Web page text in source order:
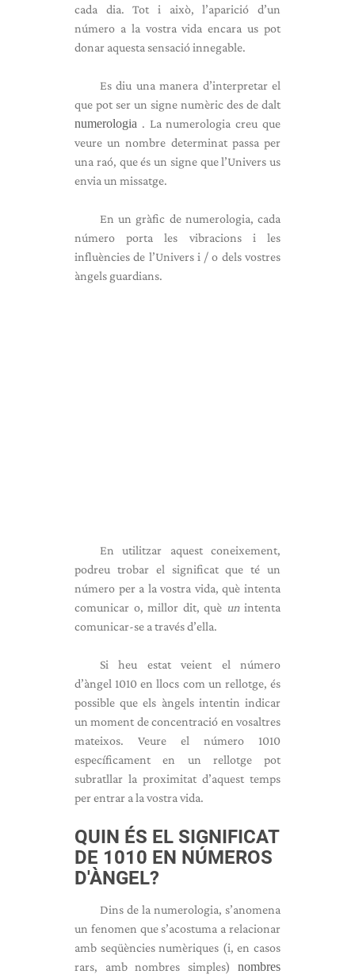
cada dia. Tot i això, l’aparició d’un
número a la vostra vida encara us pot
donar aquesta sensació innegable.
Es diu una manera d’interpretar el
que pot ser un signe numèric des de dalt
numerologia . La numerologia creu que
veure un nombre determinat passa per
una raó, que és un signe que l’Univers us
envia un missatge.
En un gràfic de numerologia, cada
número porta les vibracions i les
influències de l’Univers i / o dels vostres
àngels guardians.
En utilitzar aquest coneixement,
podreu trobar el significat que té un
número per a la vostra vida, què intenta
comunicar o, millor dit, què unintenta
comunicar-se a través d’ella.
Si heu estat veient el número
d’àngel 1010 en llocs com un rellotge, és
possible que els àngels intentin indicar
un moment de concentració en vosaltres
mateixos. Veure el número 1010
específicament en un rellotge pot
subratllar la proximitat d’aquest temps
per entrar a la vostra vida.
QUIN ÉS EL SIGNIFICAT
DE 1010 EN NÚMEROS
D'ÀNGEL?
Dins de la numerologia, s’anomena
un fenomen que s’acostuma a relacionar
amb seqüències numèriques (i, en casos
rars, amb nombres simples) nombres